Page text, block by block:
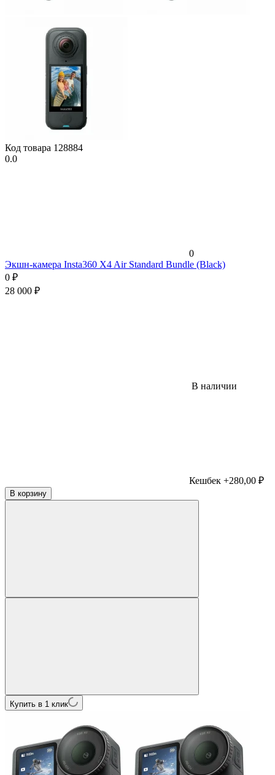
Код товара 128884
0.0
0
Экшн-камера Insta360 X4 Air Standard Bundle (Black)
0 ₽
28 000 ₽
В наличии
Кешбек +280,00 ₽
В корзину
Купить в 1 клик